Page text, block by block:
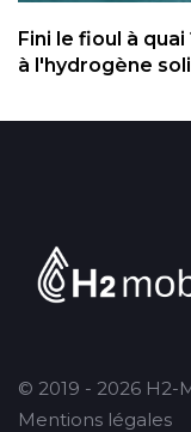
Fini le fioul à
à l'hydrogène
© 2019 - 2026 H2-
Mentions légales